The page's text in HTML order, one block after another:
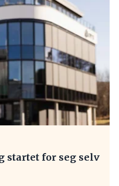
startet for seg selv